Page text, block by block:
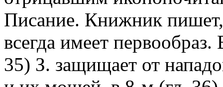
Писание. Книжник пишет,
всегда имеет
35) З. защищает от